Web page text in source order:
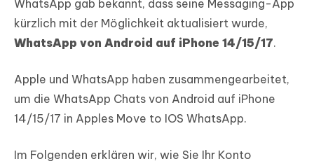
WhatsApp gab bekannt, dass seine Messaging-App
kürzlich mit der Möglichkeit aktualisiert wurde,
WhatsApp von Android auf iPhone 14/15/17.
Apple und WhatsApp haben zusammengearbeitet,
um die WhatsApp Chats von Android auf iPhone
14/15/17 in Apples Move to IOS WhatsApp.
Im Folgenden erklären wir, wie Sie Ihr Konto